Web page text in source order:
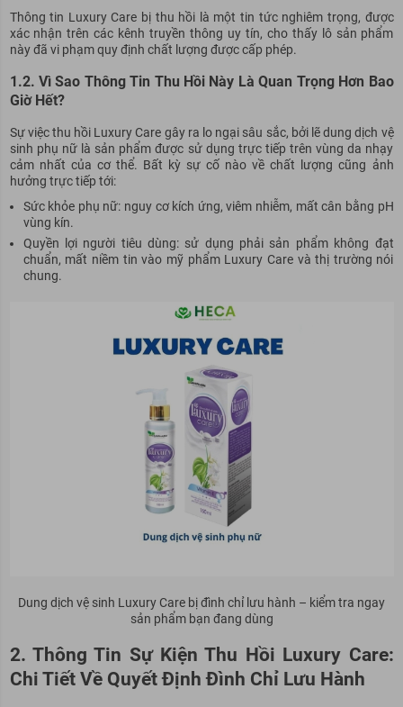
Thông tin Luxury Care bị thu hồi là một tin tức nghiêm trọng, được
xác nhận trên các kênh truyền thông uy tín, cho thấy lô sản phẩm
này đã vi phạm quy định chất lượng được cấp phép.
1.2. Vì Sao Thông Tin Thu Hồi Này Là Quan Trọng Hơn Bao
Giờ Hết?
Sự việc thu hồi Luxury Care gây ra lo ngại sâu sắc, bởi lẽ dung dịch vệ
sinh phụ nữ là sản phẩm được sử dụng trực tiếp trên vùng da nhạy
cảm nhất của cơ thể. Bất kỳ sự cố nào về chất lượng cũng ảnh
hưởng trực tiếp tới:
Sức khỏe phụ nữ: nguy cơ kích ứng, viêm nhiễm, mất cân bằng pH
vùng kín.
Quyền lợi người tiêu dùng: sử dụng phải sản phẩm không đạt
chuẩn, mất niềm tin vào mỹ phẩm Luxury Care và thị trường nói
chung.
Dung dịch vệ sinh Luxury Care bị đình chỉ lưu hành – kiểm tra ngay
sản phẩm bạn đang dùng
2. Thông Tin Sự Kiện Thu Hồi Luxury Care:
Chi Tiết Về Quyết Định Đình Chỉ Lưu Hành